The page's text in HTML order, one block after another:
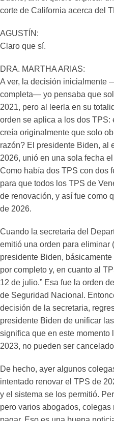
corte de California acerca del
AGUSTÍN:
Claro que sí.
DRA. MARTHA ARIAS:
A ver, la decisión inicialmente
completa— yo pensaba que
2021, pero al leerla en su
orden se aplica a los dos TPS:
creía originalmente que solo
razón? El presidente Biden, al
2026, unió en una sola fecha
Como había dos TPS con dos
para que todos los TPS de
de renovación, y así fue como
de 2026.
Cuando la secretaria del
emitió una orden para eliminar
presidente Biden,
por completo y, en cuanto al
12 de julio.” Esa fue la orden
de Seguridad Nacional.
decisión de la secretaria,
presidente Biden de unificar
significa que en este momento
2023, no pueden ser
De hecho, ayer algunos
intentado renovar el TPS de
y el sistema se los permitió.
pero varios abogados,